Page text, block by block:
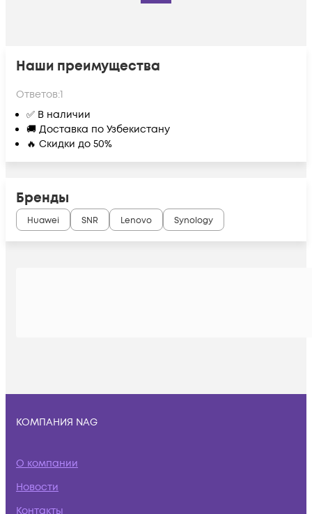
Наши преимущества
Ответов:1
✅ В наличии
🚚 Доставка по Узбекистану
🔥 Скидки до 50%
Бренды
Huawei SNR Lenovo Synology
КОМПАНИЯ NAG
О компании
Новости
Контакты